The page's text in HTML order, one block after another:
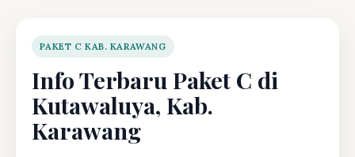
PAKET C KAB. KARAWANG
Info Terbaru Paket C di
Kutawaluya, Kab.
Karawang